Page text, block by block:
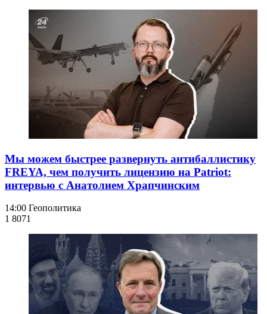
Мы можем быстрее развернуть антибаллистику
FREYA, чем получить лицензию на Patriot:
интервью с Анатолием Храпчинским
14:00 Геополитика
1 8071